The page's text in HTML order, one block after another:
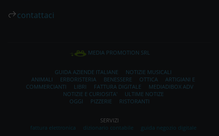
contattaci
MEDIA PROMOTION SRL
GUIDA AZIENDE ITALIANE
NOTIZIE MUSICALI
ANIMALI
ERBORISTERIA BENESSERE OTTICA
ARTIGIANI E
COMMERCIANTI
LIBRI FATTURA DIGITALE
MEDIADIBOX ADV
NOTIZIE E CURIOSITA'
ULTIME NOTIZE
OGGI
PIZZERIE RISTORANTI
SERVIZI
fattura elettronica
dizionario contabile guida negozio digitale